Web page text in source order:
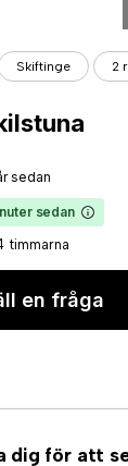
Skiftinge 2
sedan
sedan
timmarna
en fråga
dig för att
2-